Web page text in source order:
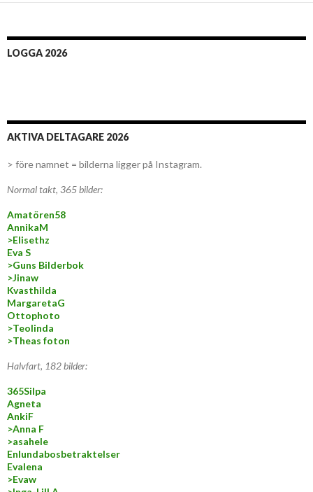
LOGGA 2026
AKTIVA DELTAGARE 2026
> före namnet = bilderna ligger på Instagram.
Normal takt, 365 bilder:
Amatören58
AnnikaM
>Elisethz
Eva S
>Guns Bilderbok
>Jinaw
Kvasthilda
MargaretaG
Ottophoto
>Teolinda
>Theas foton
Halvfart, 182 bilder:
365Silpa
Agneta
AnkiF
>Anna F
>asahele
Enlundabosbetraktelser
Evalena
>Evaw